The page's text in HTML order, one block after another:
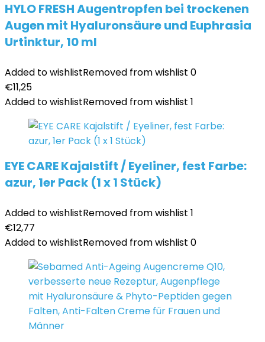
HYLO FRESH Augentropfen bei trockenen
Augen mit Hyaluronsäure und Euphrasia
Urtinktur, 10 ml
Added to wishlistRemoved from wishlist 0
€11,25
Added to wishlistRemoved from wishlist 1
EYE CARE Kajalstift / Eyeliner, fest Farbe:
azur, 1er Pack (1 x 1 Stück)
Added to wishlistRemoved from wishlist 1
€12,77
Added to wishlistRemoved from wishlist 0